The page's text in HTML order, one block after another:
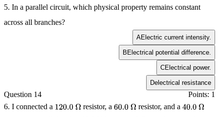
5. In a parallel circuit, which physical property remains constant
across all branches?
AElectric current intensity.
BElectrical potential difference.
CElectrical power.
Delectrical resistance
Question 14
Points: 1
6. I connected a120.0 Ω resistor, a60.0 Ω resistor, and a40.0 Ω